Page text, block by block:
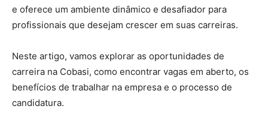
e oferece um ambiente dinâmico e desafiador para
profissionais que desejam crescer em suas carreiras.
Neste artigo, vamos explorar as oportunidades de
carreira na Cobasi, como encontrar vagas em aberto, os
benefícios de trabalhar na empresa e o processo de
candidatura.